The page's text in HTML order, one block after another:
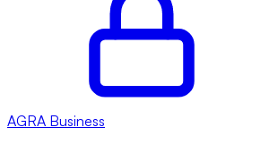
AGRA Business